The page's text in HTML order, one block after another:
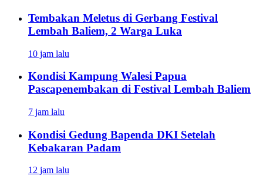
Tembakan Meletus di Gerbang Festival
Lembah Baliem, 2 Warga Luka
10 jam lalu
Kondisi Kampung Walesi Papua
Pascapenembakan di Festival Lembah Baliem
7 jam lalu
Kondisi Gedung Bapenda DKI Setelah
Kebakaran Padam
12 jam lalu